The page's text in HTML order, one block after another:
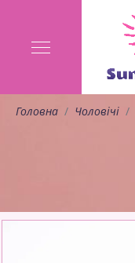
Головна Чоловічі